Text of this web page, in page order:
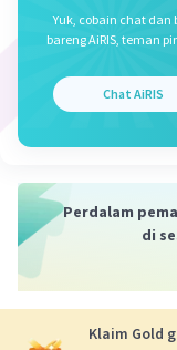
Yuk, cobain chat dan
bareng AiRIS, teman
Chat AiRIS
Perdalam
di
Klaim Gold